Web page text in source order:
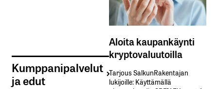
Kumppanipalvelut
ja edut
Aloita kaupankäynti
kryptovaluutoilla
Tarjous SalkunRakentajan
lukijoille: Käyttämällä​ ​